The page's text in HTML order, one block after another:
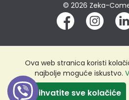
© 2026 Zeka-
Ova web stranica koristi
najbolje moguće iskustvo.
Prihvatite sve kolačiće